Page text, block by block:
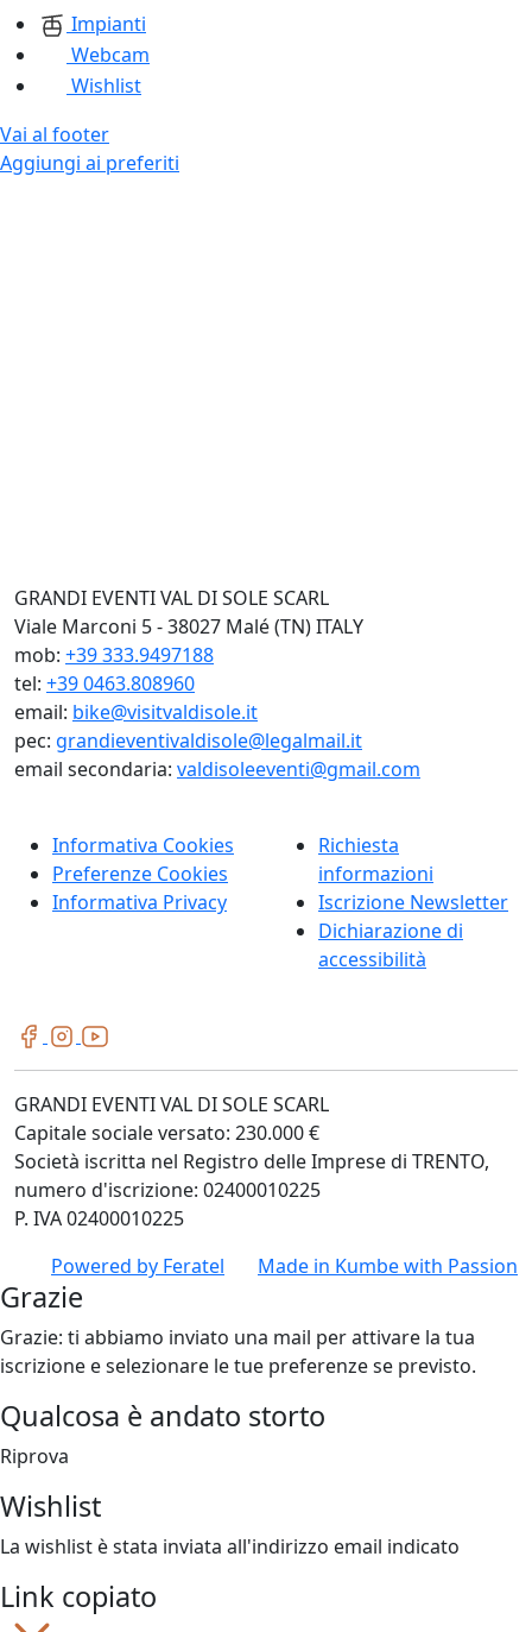
Impianti
Webcam
Wishlist
Vai al footer
Aggiungi ai preferiti
GRANDI EVENTI VAL DI SOLE SCARL
Viale Marconi 5 - 38027 Malé (TN) ITALY
mob: +39 333.9497188
tel: +39 0463.808960
email: bike@visitvaldisole.it
pec: grandieventivaldisole@legalmail.it
email secondaria: valdisoleeventi@gmail.com
Informativa Cookies
Preferenze Cookies
Informativa Privacy
Richiesta
informazioni
Iscrizione Newsletter
Dichiarazione di
accessibilità
GRANDI EVENTI VAL DI SOLE SCARL
Capitale sociale versato: 230.000 €
Società iscritta nel Registro delle Imprese di TRENTO,
numero d'iscrizione: 02400010225
P. IVA 02400010225
Powered by Feratel Made in Kumbewith Passion
Grazie
Grazie: ti abbiamo inviato una mail per attivare la tua
iscrizione e selezionare le tue preferenze se previsto.
Qualcosa è andato storto
Riprova
Wishlist
La wishlist è stata inviata all'indirizzo email indicato
Link copiato